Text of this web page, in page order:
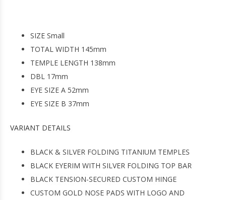
SIZE Small
TOTAL WIDTH 145mm
TEMPLE LENGTH 138mm
DBL 17mm
EYE SIZE A 52mm
EYE SIZE B 37mm
VARIANT DETAILS
BLACK & SILVER FOLDING TITANIUM TEMPLES
BLACK EYERIM WITH SILVER FOLDING TOP BAR
BLACK TENSION-SECURED CUSTOM HINGE
CUSTOM GOLD NOSE PADS WITH LOGO AND